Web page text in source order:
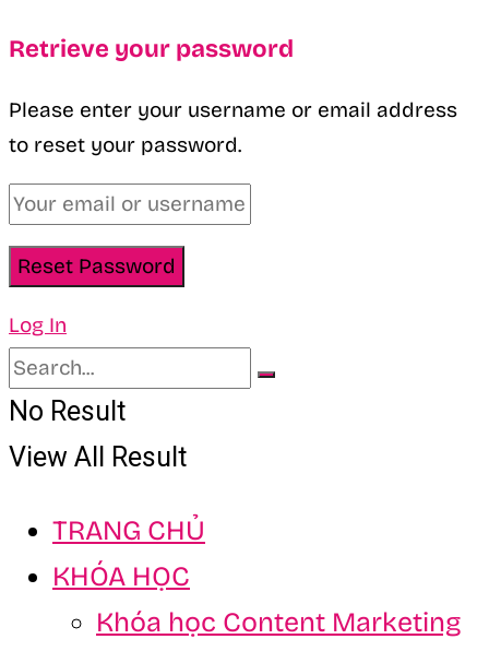
Retrieve your password
Please enter your username or email address
to reset your password.
Log In
No Result
View All Result
TRANG CHỦ
KHÓA HỌC
Khóa học Content Marketing